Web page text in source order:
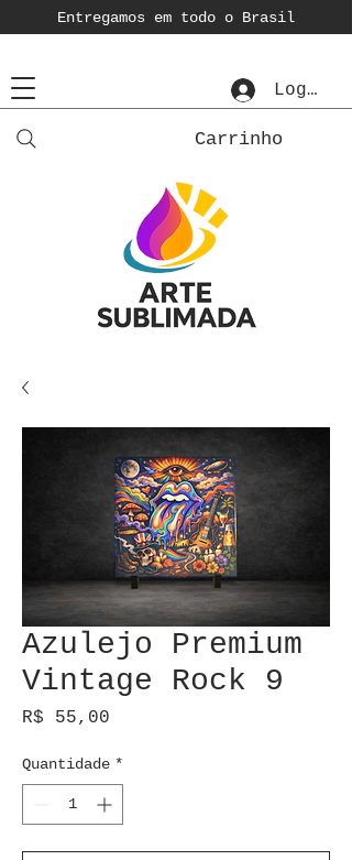
Entregamos em todo o Brasil
Login
Carrinho
Azulejo Premium
Vintage Rock 9
R$ 55,00
Quantidade *